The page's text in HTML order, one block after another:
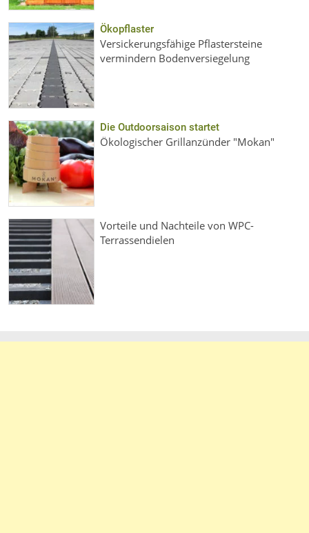
Ökopflaster
Versickerungsfähige Pflastersteine
vermindern Bodenversiegelung
Die Outdoorsaison startet
Ökologischer Grillanzünder "Mokan"
Vorteile und Nachteile von WPC-
Terrassendielen